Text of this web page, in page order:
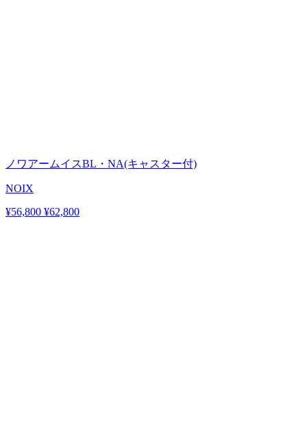
ノワアームイスBL・NA(キャスター付)
NOIX
¥56,800 ¥62,800